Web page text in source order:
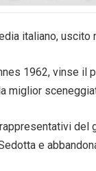
italiano,
1962, vinse il
miglior
del
e